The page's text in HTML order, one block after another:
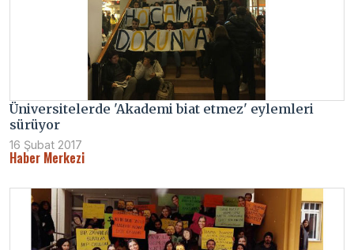
Üniversitelerde 'Akademi biat etmez' eylemleri
sürüyor
16 Şubat 2017
Haber Merkezi